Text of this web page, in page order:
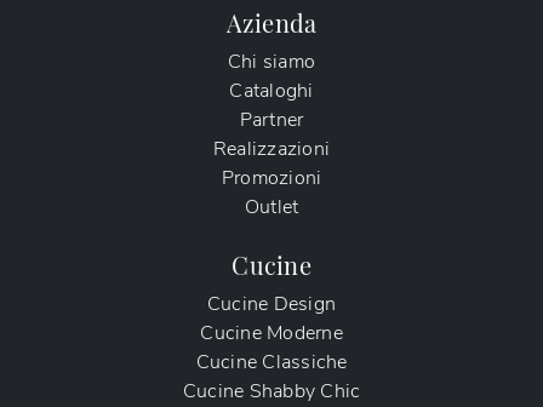
Azienda
Chi siamo
Cataloghi
Partner
Realizzazioni
Promozioni
Outlet
Cucine
Cucine Design
Cucine Moderne
Cucine Classiche
Cucine Shabby Chic